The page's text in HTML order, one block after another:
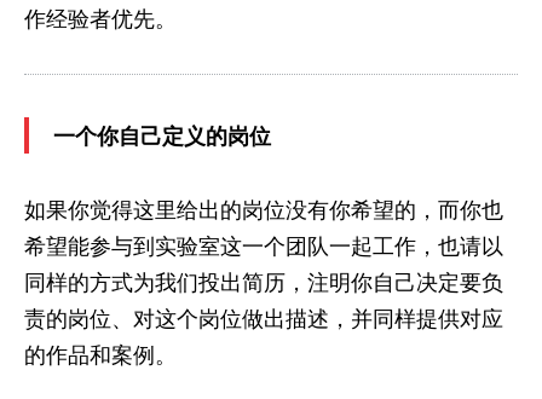
作经验者优先。
一个你自己定义的岗位
如果你觉得这里给出的岗位没有你希望的，而你也
希望能参与到实验室这一个团队一起工作，也请以
同样的方式为我们投出简历，注明你自己决定要负
责的岗位、对这个岗位做出描述，并同样提供对应
的作品和案例。